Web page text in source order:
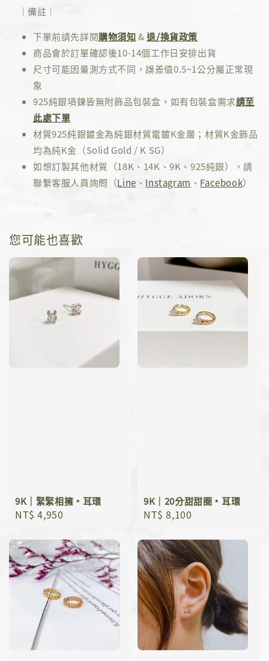
｜備註｜
下單前請先詳閱購物須知&退/換貨政策
商品會於訂單確認後10-14個工作日安排出貨
尺寸可能因量測方式不同，誤差值0.5~1公分屬正常現
象
925純銀項鍊皆無附飾品包裝盒，如有包裝盒需求請至
此處下單
材質925純銀鍍金為純銀材質電鍍K金層；材質K金飾品
均為純K金（Solid Gold / K SG）
如想訂製其他材質（18K、14K、9K、925純銀），請
聯繫客服人員詢問（Line 、 Instagram 、 Facebook）
您可能也喜歡
9K｜緊緊相擁﹡耳環
Regular
NT$ 4,950
9K｜20分甜甜圈﹡耳環
Regular
NT$ 8,100